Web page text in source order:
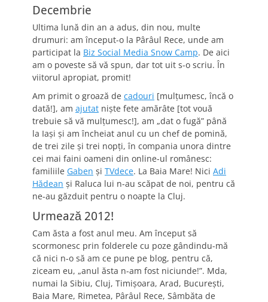
Decembrie
Ultima lună din an a adus, din nou, multe
drumuri: am început-o la Pârâul Rece, unde am
participat la Biz Social Media Snow Camp. De aici
am o poveste să vă spun, dar tot uit s-o scriu. În
viitorul apropiat, promit!
Am primit o groază de cadouri [mulţumesc, încă o
dată!], am ajutat nişte fete amărâte [tot vouă
trebuie să vă mulţumesc!], am „dat o fugă” până
la Iaşi şi am încheiat anul cu un chef de pomină,
de trei zile şi trei nopţi, în compania unora dintre
cei mai faini oameni din online-ul românesc:
familiile Gaben şi TVdece. La Baia Mare! Nici Adi
Hădean şi Raluca lui n-au scăpat de noi, pentru că
ne-au găzduit pentru o noapte la Cluj.
Urmează 2012!
Cam ăsta a fost anul meu. Am început să
scormonesc prin folderele cu poze gândindu-mă
că nici n-o să am ce pune pe blog, pentru că,
ziceam eu, „anul ăsta n-am fost niciunde!”. Mda,
numai la Sibiu, Cluj, Timişoara, Arad, Bucureşti,
Baia Mare, Rimetea, Pârâul Rece, Sâmbăta de